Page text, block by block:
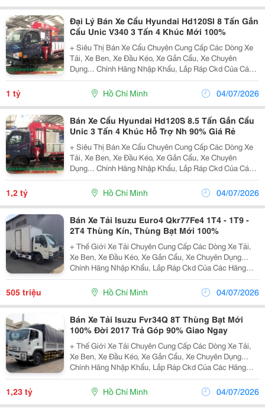
Đại Lý Bán Xe Cẩu Hyundai Hd120Sl 8 Tấn Gắn
Cẩu Unic V340 3 Tấn 4 Khúc Mới 100%
+ Siêu Thị Bán Xe Cẩu Chuyên Cung Cấp Các Dòng Xe
Tải, Xe Ben, Xe Đầu Kéo, Xe Gắn Cẩu, Xe Chuyên
Dụng... Chính Hãng Nhập Khẩu, Lắp Ráp Ckd Của Các
Hãng Thương Hiệu Isuzu, Hino, Fuso, Hyundai... Cam
Kết Hỗ Trợ Trả Góp Lên Đến 90% Giá Trị Xe, Lãi Suất
1 tỷ Hồ Chí Minh 04/07/2026
Bán Xe Cẩu Hyundai Hd120S 8.5 Tấn Gắn Cẩu
Unic 3 Tấn 4 Khúc Hỗ Trợ Nh 90% Giá Rẻ
+ Siêu Thị Bán Xe Cẩu Chuyên Cung Cấp Các Dòng Xe
Tải, Xe Ben, Xe Đầu Kéo, Xe Gắn Cẩu, Xe Chuyên
Dụng... Chính Hãng Nhập Khẩu, Lắp Ráp Ckd Của Các
Hãng Thương Hiệu Isuzu, Hino, Fuso, Hyundai... Cam
Kết Hỗ Trợ Trả Góp Lên Đến 90% Giá Trị Xe, Lãi Suất
1,2 tỷ Hồ Chí Minh 04/07/2026
Bán Xe Tải Isuzu Euro4 Qkr77Fe4 1T4 - 1T9 -
2T4 Thùng Kín, Thùng Bạt Mới 100%
+ Thế Giới Xe Tải Chuyên Cung Cấp Các Dòng Xe Tải,
Xe Ben, Xe Đầu Kéo, Xe Gắn Cẩu, Xe Chuyên Dụng...
Chính Hãng Nhập Khẩu, Lắp Ráp Ckd Của Các Hãng
Thương Hiệu Isuzu, Hino, Fuso, Hyundai, Daewoo,
Teraco... Cam Kết Hỗ Trợ Trả Góp Lên Đến 90% Giá Trị X
505 triệu Hồ Chí Minh 04/07/2026
Bán Xe Tải Isuzu Fvr34Q 8T Thùng Bạt Mới
100% Đời 2017 Trả Góp 90% Giao Ngay
+ Thế Giới Xe Tải Chuyên Cung Cấp Các Dòng Xe Tải,
Xe Ben, Xe Đầu Kéo, Xe Gắn Cẩu, Xe Chuyên Dụng...
Chính Hãng Nhập Khẩu, Lắp Ráp Ckd Của Các Hãng
Thương Hiệu Isuzu, Hino, Fuso, Hyundai, Daewoo,
Teraco... Cam Kết Hỗ Trợ Trả Góp Lên Đến 90% Giá Trị X
1,23 tỷ Hồ Chí Minh 04/07/2026